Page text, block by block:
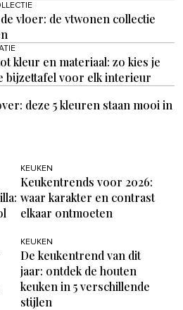
vloer: de vtwonen collectie
kleur en materiaal: zo kies je
bijzettafel voor elk interieur
deze 5 kleuren staan mooi in
KEUKEN
Keukentrends voor 2026:
waar karakter en contrast
elkaar ontmoeten
KEUKEN
De keukentrend van dit
jaar: ontdek de houten
keuken in 5 verschillende
stijlen